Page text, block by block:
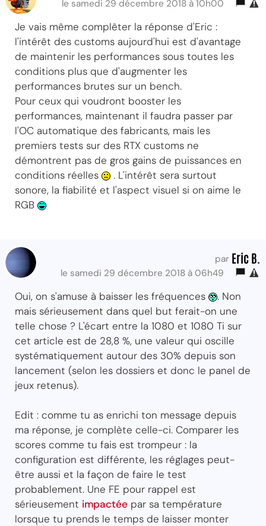
le samedi 29 décembre 2018 à 10h00
Je vais même complêter la réponse d'Eric :
l'intérêt des customs aujourd'hui est d'avantage
de maintenir les performances sous toutes les
conditions plus que d'augmenter les
performances brutes sur un bench.
Pour ceux qui voudront booster les
performances, maintenant il faudra passer par
l'OC automatique des fabricants, mais les
premiers tests sur des RTX customs ne
démontrent pas de gros gains de puissances en
conditions réelles
. L'intérêt sera surtout
sonore, la fiabilité et l'aspect visuel si on aime le
RGB
par Eric B.
le samedi 29 décembre 2018 à 06h49
Oui, on s'amuse à baisser les fréquences
. Non
mais sérieusement dans quel but ferait-on une
telle chose ? L'écart entre la 1080 et 1080 Ti sur
cet article est de 28,8 %, une valeur qui oscille
systématiquement autour des 30% depuis son
lancement (selon les dossiers et donc le panel de
jeux retenus).
Edit : comme tu as enrichi ton message depuis
ma réponse, je complète celle-ci. Comparer les
scores comme tu fais est trompeur : la
configuration est différente, les réglages peut-
être aussi et la façon de faire le test
probablement. Une FE pour rappel est
sérieusement impactée par sa température
lorsque tu prends le temps de laisser monter